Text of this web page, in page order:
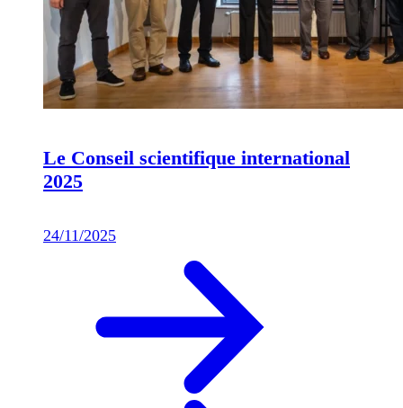
Le Conseil scientifique international
2025
24/11/2025